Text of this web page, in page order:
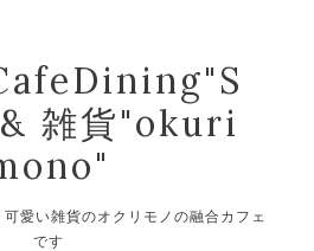
雑貨"okuri
愛い雑貨のオクリモノの融合カフェ
です